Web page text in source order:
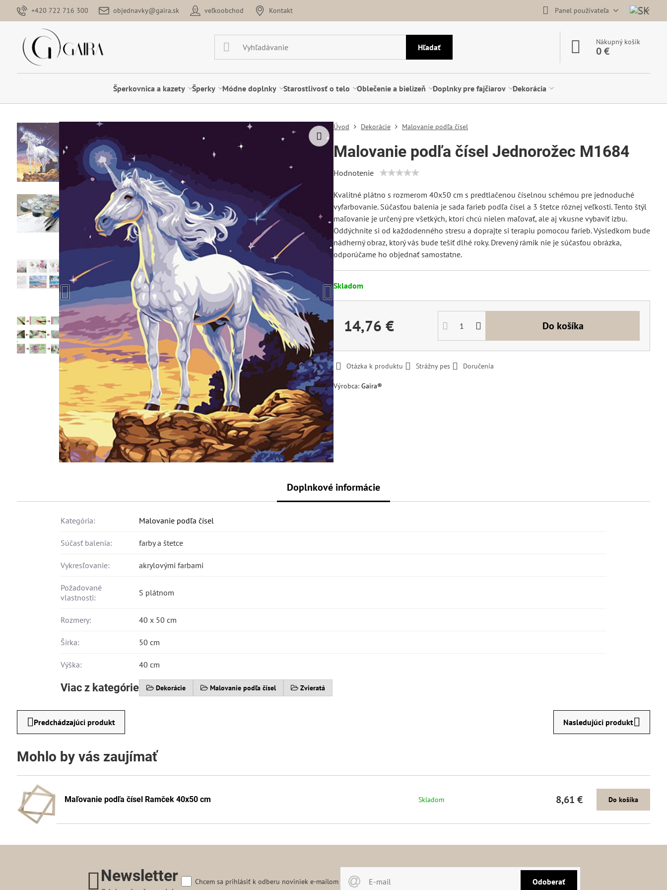
+420 722 716 300 objednavky@gaira.sk veľkoobchod Kontakt Panel používateľa
Hľadať
Nákupný košík
0 €
Šperkovnica a kazety Šperky Módne doplnky Starostlivosť o telo Oblečenie a bielizeň Doplnky pre fajčiarov Dekorácia
Úvod Dekorácie Malovanie podľa čísel
Malovanie podľa čísel Jednorožec M1684
Hodnotenie
Kvalitné plátno s rozmerom 40x50 cm s predtlačenou číselnou schémou pre jednoduché
vyfarbovanie. Súčasťou balenia je sada farieb podľa čísel a 3 štetce rôznej veľkosti. Tento štýl
maľovanie je určený pre všetkých, ktorí chcú nielen maľovať, ale aj vkusne vybaviť izbu.
Oddýchnite si od každodenného stresu a doprajte si terapiu pomocou farieb. Výsledkom bude
nádherný obraz, ktorý vás bude tešiť dlhé roky. Drevený rámik nie je súčasťou obrázka,
odporúčame ho objednať samostatne.
Skladom
14,76 € Do košíka
Otázka k produktu Strážny pes Doručenia
Výrobca: Gaira®
Doplnkové informácie
Kategória: Malovanie podľa čísel
Súčasť balenia: farby a štetce
Vykresľovanie: akrylovými farbami
Požadované
vlastnosti:
S plátnom
Rozmery: 40 x 50 cm
Šírka: 50 cm
Výška: 40 cm
Viac z kategórie Dekorácie Malovanie podľa čísel Zvieratá
Predchádzajúci produkt Nasledujúci produkt
Mohlo by vás zaujímať
Maľovanie podľa čísel Ramček 40x50 cm Skladom 8,61 € Do košíka
Newsletter Odoberať
Chcem sa prihlásiť k odberu noviniek e-mailom